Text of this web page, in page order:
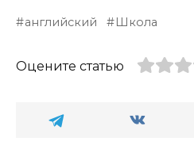
английский Школа
Оцените статью